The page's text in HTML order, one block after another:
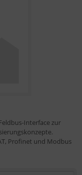
Interface zur
Profinet und Modbus